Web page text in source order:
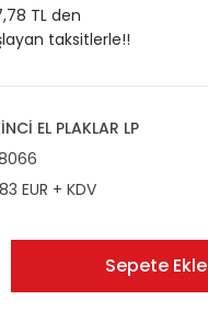
TL den
taksitlerle!!
EL PLAKLAR LP
EUR + KDV
Sepete Ekle